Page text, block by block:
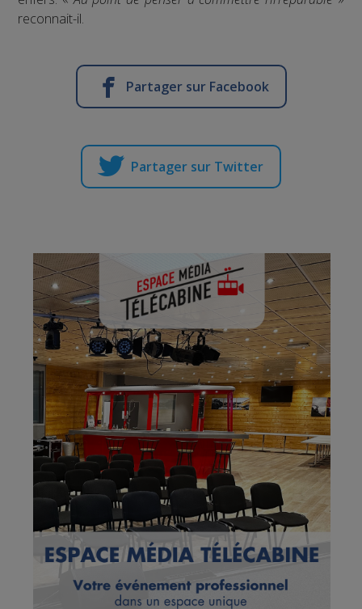
reconnait-il.
Partager sur Facebook
Partager sur Twitter